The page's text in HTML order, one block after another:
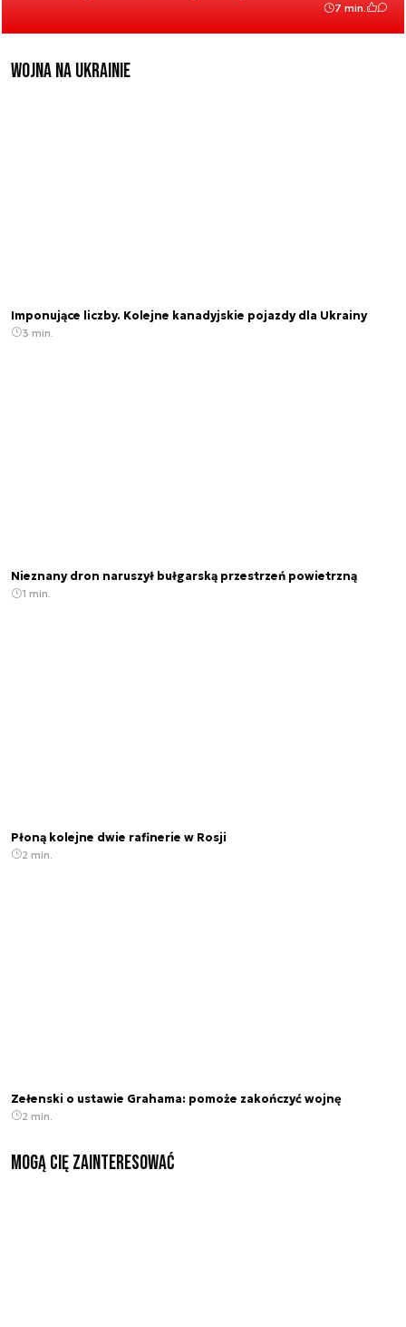
7 min.
Wojna na Ukrainie
Imponujące liczby. Kolejne kanadyjskie pojazdy dla Ukrainy
3 min.
Nieznany dron naruszył bułgarską przestrzeń powietrzną
1 min.
Płoną kolejne dwie rafinerie w Rosji
2 min.
Zełenski o ustawie Grahama: pomoże zakończyć wojnę
2 min.
Mogą Cię zainteresować